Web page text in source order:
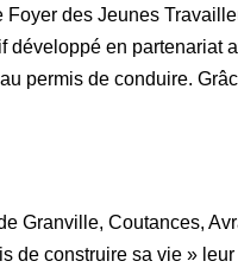
des Jeunes
développé en partenariat
permis de conduire.
Granville, Coutances,
de construire sa vie »